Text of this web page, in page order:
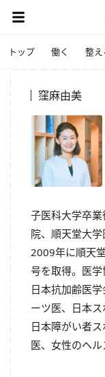
トップ 働く 整え
窪麻由美
子医科大学卒
院、順天堂大学
2009年に順天
号を取得。医学
日本抗加齢医
ーツ医、日本ス
日本障がい者
医、女性のヘル